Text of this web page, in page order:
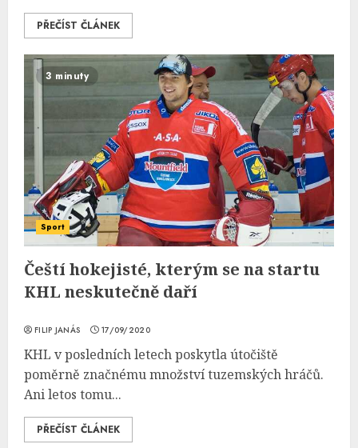
PŘEČÍST ČLÁNEK
3 minuty
Sport
Čeští hokejisté, kterým se na startu
KHL neskutečně daří
FILIP JANÁS 17/09/2020
KHL v posledních letech poskytla útočiště
poměrně značnému množství tuzemských hráčů.
Ani letos tomu...
PŘEČÍST ČLÁNEK